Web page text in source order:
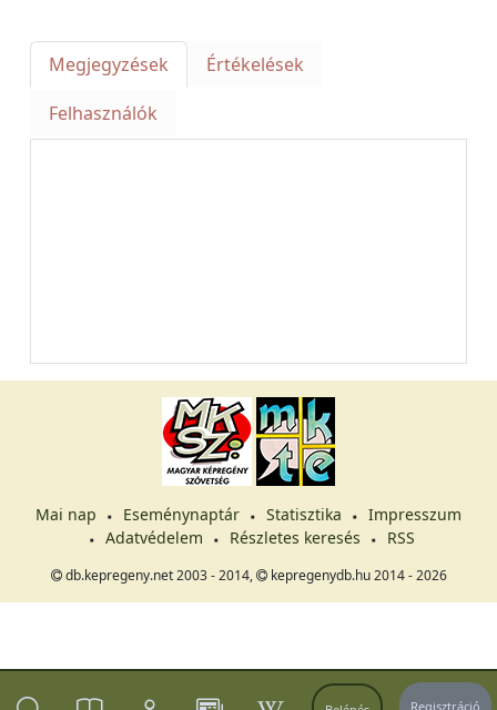
Regisztráció
Megjegyzések
Értékelések
Felhasználók
Mai nap Eseménynaptár Statisztika
Impresszum
Adatvédelem
Részletes keresés RSS
db.kepregeny.net 2003 - 2014, kepregenydb.hu 2014 - 2026